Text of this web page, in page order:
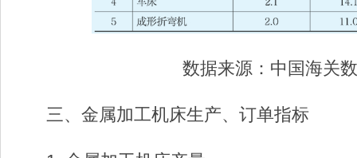
数据来源：中国海关
三、金属加工机床生产、订单指标